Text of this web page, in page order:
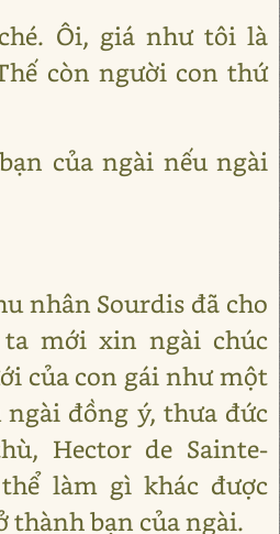
Ôi, giá như tôi là
còn người con thứ
của ngài nếu ngài
nhân Sourdis đã cho
mới xin ngài chúc
của con gái như một
ngài đồng ý, thưa đức
Hector de Sainte-
làm gì khác được
thành bạn của ngài.